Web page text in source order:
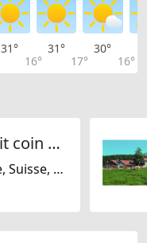
31°
16°
31°
17°
30°
16°
Le Berna Le petit coin särl
Française, Italienne, Suisse, Sans gluten, Sans lactose